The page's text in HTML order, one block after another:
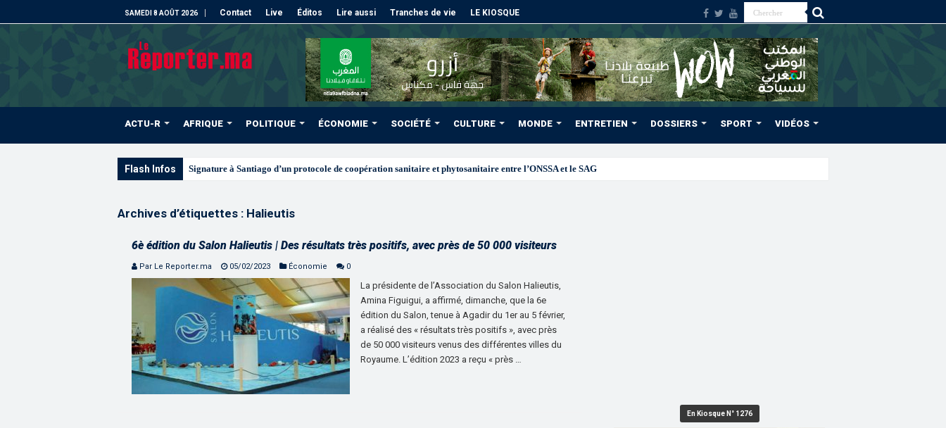
SAMEDI 8 AOÛT 2026 Contact Live Éditos Lire aussi Tranches de vie LE KIOSQUE
ACTU-R AFRIQUE POLITIQUE ÉCONOMIE SOCIÉTÉ CULTURE MONDE ENTRETIEN DOSSIERS SPORT VIDÉOS
Flash Infos Les CRI mobilisés du 10 au
Archives d’étiquettes : Halieutis
6è édition du Salon Halieutis | Des résultats très positifs, avec près de 50 000 visiteurs
Par Le Reporter.ma 05/02/2023 Économie 0
La présidente de l’Association du Salon Halieutis,
Amina Figuigui, a affirmé, dimanche, que la 6e
édition du Salon, tenue à Agadir du 1er au 5 février,
a réalisé des « résultats très positifs », avec près
de 50 000 visiteurs venus des différentes villes du
Royaume. L’édition 2023 a reçu « près …
En Kiosque N° 1276